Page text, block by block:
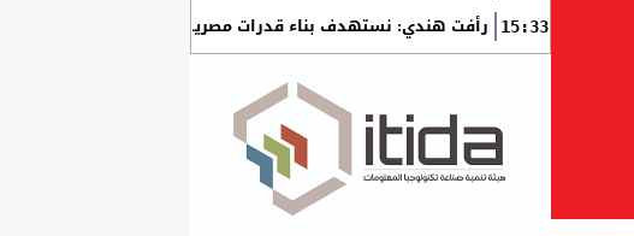
15:33 رأفت هندي: نستهدف بناء قدرات مصرية تطور حلولًا للذكاء